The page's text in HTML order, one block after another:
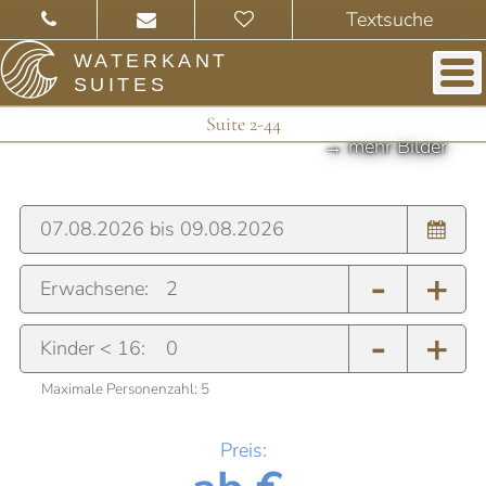
WATERKANT
SUITES
Suite 2-44
Erwachsene: - +
Kinder < 16: - +
Maximale Personenzahl: 5
Preis: